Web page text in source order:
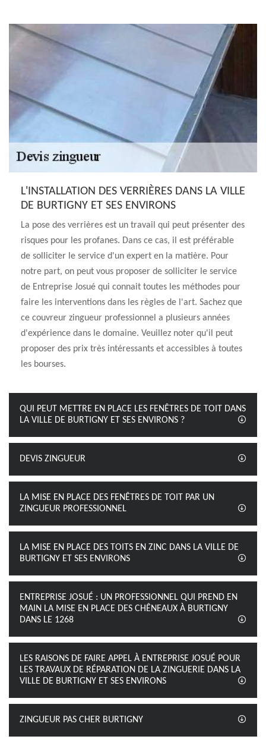
L'INSTALLATION DES VERRIÈRES DANS LA VILLE
DE BURTIGNY ET SES ENVIRONS
La pose des verrières est un travail qui peut présenter des
risques pour les profanes. Dans ce cas, il est préférable
de solliciter le service d'un expert en la matière. Pour
notre part, on peut vous proposer de solliciter le service
de Entreprise Josué qui connait toutes les méthodes pour
faire les interventions dans les règles de l'art. Sachez que
ce couvreur zingueur professionnel a plusieurs années
d'expérience dans le domaine. Veuillez noter qu'il peut
proposer des prix très intéressants et accessibles à toutes
les bourses.
QUI PEUT METTRE EN PLACE LES FENÊTRES DE TOIT DANS
LA VILLE DE BURTIGNY ET SES ENVIRONS ?
DEVIS ZINGUEUR
LA MISE EN PLACE DES FENÊTRES DE TOIT PAR UN
ZINGUEUR PROFESSIONNEL
LA MISE EN PLACE DES TOITS EN ZINC DANS LA VILLE DE
BURTIGNY ET SES ENVIRONS
ENTREPRISE JOSUÉ : UN PROFESSIONNEL QUI PREND EN
MAIN LA MISE EN PLACE DES CHÊNEAUX À BURTIGNY
DANS LE 1268
LES RAISONS DE FAIRE APPEL À ENTREPRISE JOSUÉ POUR
LES TRAVAUX DE RÉPARATION DE LA ZINGUERIE DANS LA
VILLE DE BURTIGNY ET SES ENVIRONS
ZINGUEUR PAS CHER BURTIGNY